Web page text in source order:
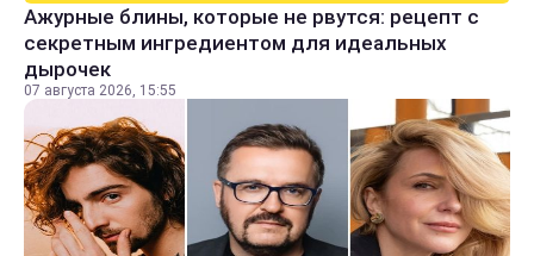
Ажурные блины, которые не рвутся: рецепт с
секретным ингредиентом для идеальных
дырочек
07 августа 2026, 15:55